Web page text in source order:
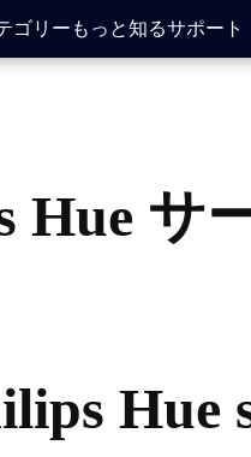
ゴリー もっと知るサポート
Hue サ
Hue